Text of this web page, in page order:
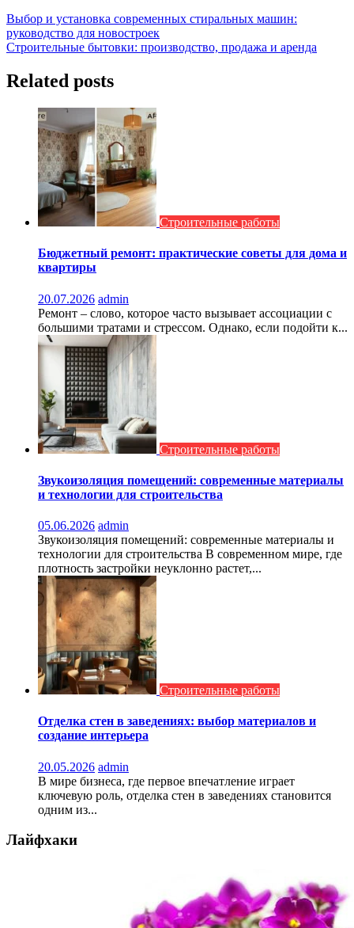
Навигация
по
Выбор и установка современных стиральных машин:
руководство для новостроек
Строительные бытовки: производство, продажа и аренда
Related posts
Строительные работы
Бюджетный ремонт: практические советы для дома и
квартиры
20.07.2026 admin
Ремонт – слово, которое часто вызывает ассоциации с
большими тратами и стрессом. Однако, если подойти к...
Строительные работы
Звукоизоляция помещений: современные материалы
и технологии для строительства
05.06.2026 admin
Звукоизоляция помещений: современные материалы и
технологии для строительства В современном мире, где
плотность застройки неуклонно растет,...
Строительные работы
Отделка стен в заведениях: выбор материалов и
создание интерьера
20.05.2026 admin
В мире бизнеса, где первое впечатление играет
ключевую роль, отделка стен в заведениях становится
одним из...
Лайфхаки